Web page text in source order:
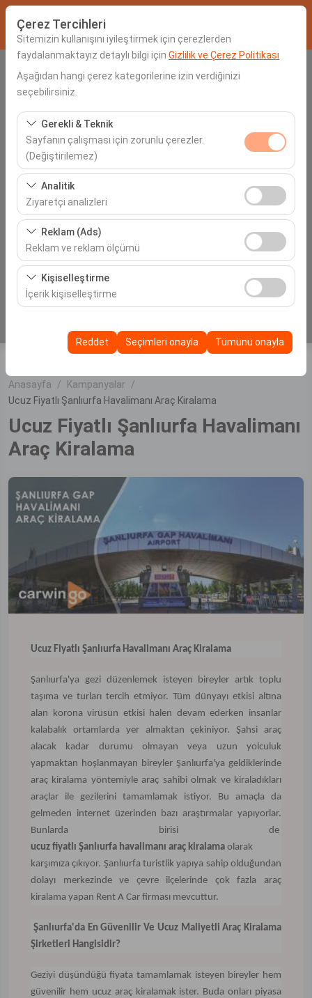
Çerez Tercihleri
Sitemizin kullanışını iyileştirmek için çerezlerden
faydalanmaktayız detaylı bilgi için Gizlilik ve Çerez Politikası
Aşağıdan hangi çerez kategorilerine izin verdiğinizi
seçebilirsiniz.
Gerekli & Teknik
Sayfanın çalışması için zorunlu çerezler.
(Değiştirilemez)
Bu çerezler sitenin doğru şekilde çalışması, güvenlik,
oturum yönetimi ve temel işlevler için gereklidir. Devre
dışı bırakılamaz.
Analitik
Ziyaretçi analizleri
Bu çerezler, sitemizin nasıl kullanıldığını (ziyaretçi sayısı,
en çok ziyaret edilen sayfalar, kullanıcı davranışları)
analiz etmemizi sağlar. Bu veriler, web sitesi
performansını ölçmek ve kullanıcı deneyimini sürekli
iyileştirmek için kullanılır.
Reklam (Ads)
Reklam ve reklam ölçümü
Bu çerezler, size ilgi alanlarınıza uygun kişiselleştirilmiş
reklamlar göstermemize ve reklam kampanyalarımızın
etkinliğini (gösterim sayısı, tıklama oranı) ölçmemize
Kişiselleştirme
İçerik kişiselleştirme
diğer yapılandırmalarınızı koruyarak, platformdaki
deneyiminizin tutarlılığını ve sürekliliğini sağlamak
Reddet Seçimleri onayla Tümünü onayla
Alış Lokasyonu
Aracı farklı bir lokasyona bırakacağım
Alış Tarih & Saat
İade Tarih & Saat
06:00
Anasayfa
Kampanyalar
Ucuz Fiyatlı Şanlıurfa Havalimanı Araç Kiralama
Ucuz Fiyatlı Şanlıurfa Havalimanı
Araç Kiralama
Ucuz Fiyatlı Şanlıurfa Havalimanı Araç Kiralama
Şanlıurfa'ya gezi düzenlemek isteyen bireyler artık toplu
taşıma ve turları tercih etmiyor. Tüm dünyayı etkisi altına
alan korona virüsün etkisi halen devam ederken insanlar
kalabalık ortamlarda yer almaktan çekiniyor. Şahsi araç
alacak kadar durumu olmayan veya uzun yolculuk
yapmaktan hoşlanmayan bireyler Şanlıurfa'ya geldiklerinde
araç kiralama yöntemiyle araç sahibi olmak ve kiraladıkları
araçlar ile gezilerini tamamlamak istiyor. Bu amaçla da
gelmeden internet üzerinden bazı araştırmalar yapıyorlar.
Bunlarda birisi de
ucuz fiyatlı Şanlıurfa havalimanı araç kiralama olarak
karşımıza çıkıyor. Şanlıurfa turistlik yapıya sahip olduğundan
dolayı merkezinde ve çevre ilçelerinde çok fazla araç
kiralama yapan Rent A Car firması mevcuttur.
Şanlıurfa'da En Güvenilir Ve Ucuz Maliyetli Araç Kiralama
Şirketleri Hangisidir?
Geziyi düşündüğü fiyata tamamlamak isteyen bireyler hem
güvenilir hem ucuz araç kiralamak ister. Buda onları piyasa